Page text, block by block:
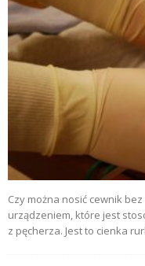
Czy można nosić cewnik
urządzeniem, które jest
z pęcherza. Jest to cienka